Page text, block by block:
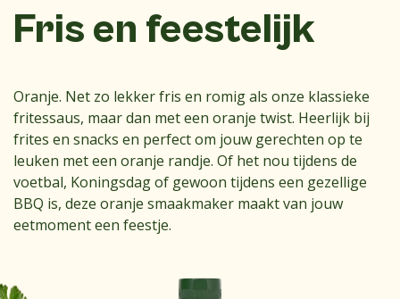
Fris en feestelijk
Oranje. Net zo lekker fris en romig als onze klassieke
fritessaus, maar dan met een oranje twist. Heerlijk bij
frites en snacks en perfect om jouw gerechten op te
leuken met een oranje randje. Of het nou tijdens de
voetbal, Koningsdag of gewoon tijdens een gezellige
BBQ is, deze oranje smaakmaker maakt van jouw
eetmoment een feestje.